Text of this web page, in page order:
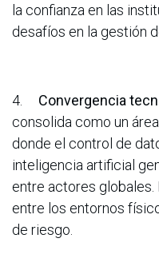
la confianza en las
desafíos en la gestión
4. Convergencia
consolida como un
donde el control de
inteligencia artificial
entre actores
entre los entornos
de riesgo.